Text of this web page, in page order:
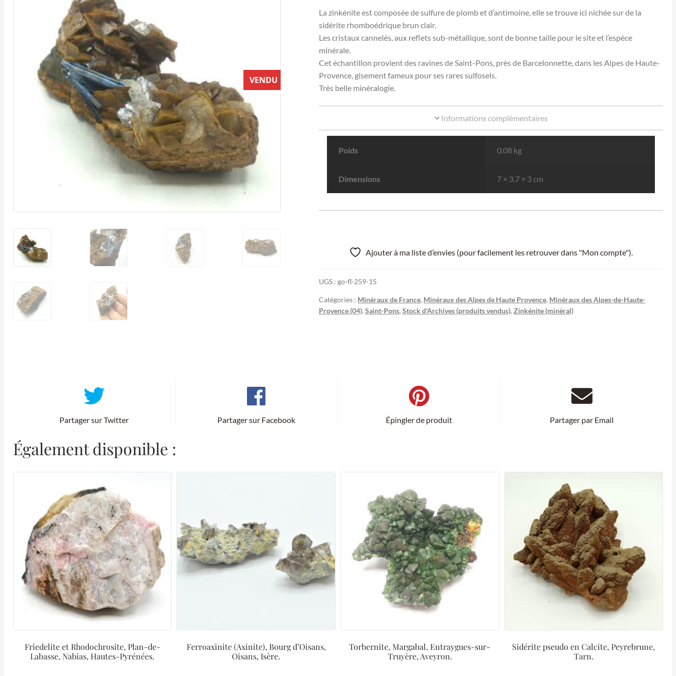
VENDU
La zinkénite est composée de sulfure de plomb et d’antimoine, elle se trouve ici nichée sur de la
sidérite rhomboédrique brun clair.
Les cristaux cannelés, aux reflets sub-métallique, sont de bonne taille pour le site et l’espèce
minérale.
Cet échantillon provient des ravines de Saint-Pons, près de Barcelonnette, dans les Alpes de Haute-
Provence, gisement fameux pour ses rares sulfosels.
Très belle minéralogie.
Informations complémentaires
Poids 0.08 kg
Dimensions 7 × 3.7 × 3 cm
Ajouter à ma liste d’envies (pour facilement les retrouver dans "Mon compte").
UGS : go-fl-259-15
Catégories : Minéraux de France, Minéraux des Alpes de Haute Provence, Minéraux des Alpes-de-Haute-
Provence (04), Saint-Pons, Stock d'Archives (produits vendus), Zinkénite (minéral)
Partager sur Twitter Partager sur Facebook Épingler de produit Partager par Email
Également disponible :
Friedelite et Rhodochrosite, Plan-de-
Labasse, Nabias, Hautes-Pyrénées.
Ferroaxinite (Axinite), Bourg d’Oisans,
Oisans, Isère.
Torbernite, Margabal, Entraygues-sur-
Truyère, Aveyron.
Sidérite pseudo en Calcite, Peyrebrune,
Tarn.